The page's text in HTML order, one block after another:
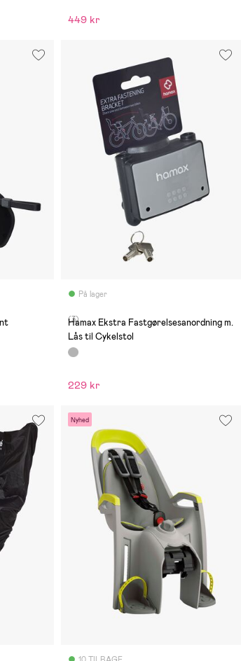
449 kr
På lager
(3)
Hamax Ekstra Fastgørelsesanordning m.
Lås til Cykelstol
229 kr
Nyhed